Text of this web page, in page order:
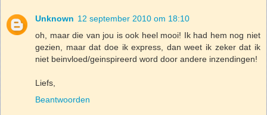
Unknown 12 september 2010 om 18:10
oh, maar die van jou is ook heel mooi! Ik had hem nog niet
gezien, maar dat doe ik express, dan weet ik zeker dat ik
niet beinvloed/geinspireerd word door andere inzendingen!
Liefs,
Beantwoorden